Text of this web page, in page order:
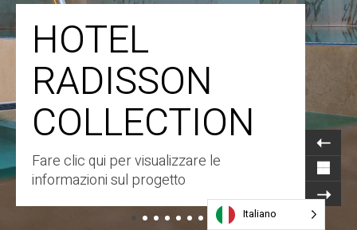
HOTEL
RADISSON
COLLECTION
Fare clic qui per visualizzare le
informazioni sul progetto
Italiano